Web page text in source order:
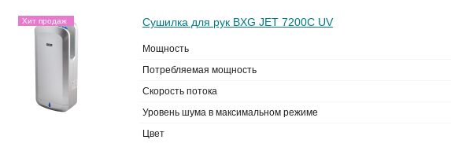
Хит продаж Сушилка для рук BXG JET 7200С UV
Мощность
Потребляемая мощность
Скорость потока
Уровень шума в максимальном режиме
Цвет